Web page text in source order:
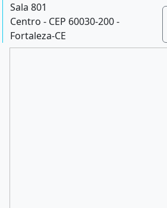
Sala 801
Centro - CEP 60030-200 -
Fortaleza-CE